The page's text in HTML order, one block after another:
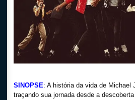
SINOPSE: A história da vida de Michael
traçando sua jornada desde a